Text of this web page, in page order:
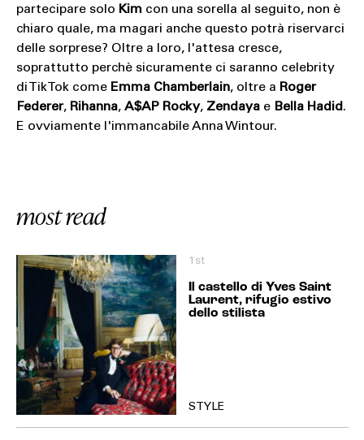
partecipare solo Kim con una sorella al seguito, non è
chiaro quale, ma magari anche questo potrà riservarci
delle sorprese? Oltre a loro, l'attesa cresce,
soprattutto perchè sicuramente ci saranno celebrity
di TikTok come Emma Chamberlain, oltre a Roger
Federer, Rihanna, A$AP Rocky, Zendayae Bella Hadid.
E ovviamente l'immancabile Anna Wintour.
most read
1st
Il castello di Yves Saint
Laurent, rifugio estivo
dello stilista
STYLE